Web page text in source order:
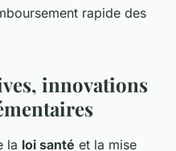
rapide des
innovations
la loi santé et la mise